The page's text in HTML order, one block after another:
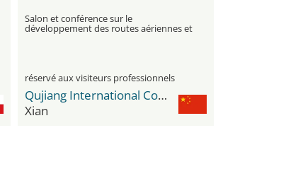
Salon et conférence sur le
développement des routes aériennes et
la planification des réseaux
réservé aux visiteurs professionnels
Qujiang International Convention and Exhibition Center
Xian